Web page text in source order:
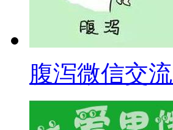
腹泻微信交